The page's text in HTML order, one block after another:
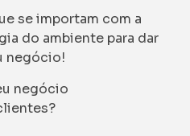
se importam com a
do ambiente para dar
negócio!
negócio